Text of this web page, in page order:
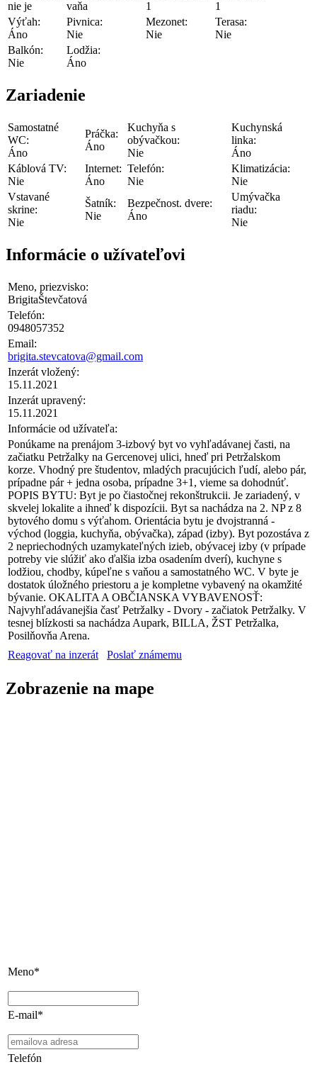
nie je
vaňa
1
1
Výťah:
Áno
Pivnica:
Nie
Mezonet:
Nie
Terasa:
Nie
Balkón:
Nie
Lodžia:
Áno
Zariadenie
Samostatné
WC:
Áno
Práčka:
Áno
Kuchyňa s
obývačkou:
Nie
Kuchynská
linka:
Áno
Káblová TV:
Nie
Internet:
Áno
Telefón:
Nie
Klimatizácia:
Nie
Vstavané
skrine:
Nie
Šatník:
Nie
Bezpečnost. dvere:
Áno
Umývačka
riadu:
Nie
Informácie o užívateľovi
Meno, priezvisko:
BrigitaŠtevčatová
Telefón:
0948057352
Email:
brigita.stevcatova@gmail.com
Inzerát vložený:
15.11.2021
Inzerát upravený:
15.11.2021
Informácie od užívateľa:
Ponúkame na prenájom 3-izbový byt vo vyhľadávanej časti, na
začiatku Petržalky na Gercenovej ulici, hneď pri Petržalskom
korze. Vhodný pre študentov, mladých pracujúcich ľudí, alebo pár,
prípadne pár + jedna osoba, prípadne 3+1, vieme sa dohodnúť.
POPIS BYTU: Byt je po čiastočnej rekonštrukcii. Je zariadený, v
skvelej lokalite a ihneď k dispozícii. Byt sa nachádza na 2. NP z 8
bytového domu s výťahom. Orientácia bytu je dvojstranná -
východ (loggia, kuchyňa, obývačka), západ (izby). Byt pozostáva z
2 nepriechodných uzamykateľných izieb, obývacej izby (v prípade
potreby vie slúžiť ako ďalšia izba osadením dverí), kuchyne s
lodžiou, chodby, kúpeľne s vaňou a samostatného WC. V byte je
dostatok úložného priestoru a je kompletne vybavený na okamžité
bývanie. OKALITA A OBČIANSKA VYBAVENOSŤ:
Najvyhľadávanejšia časť Petržalky - Dvory - začiatok Petržalky. V
tesnej blízkosti sa nachádza Aupark, BILLA, ŽST Petržalka,
Posilňovňa Arena.
Reagovať na inzerát
Poslať známemu
Zobrazenie na mape
Meno*
E-mail*
Telefón